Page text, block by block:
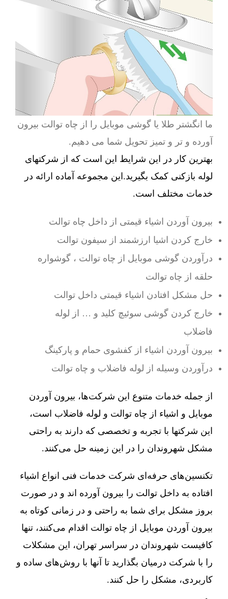
ما انگشتر طلا یا گوشی موبایل را از چاه توالت بیرون
آورده و تر و تمیز تحویل شما می دهیم.
بهترین کار در این شرایط این است که از شرکتهای
لوله بازکنی کمک بگیرید.این مجموعه آماده ارائه در
خدمات مختلف است.
بیرون آوردن اشیاء قیمتی از داخل چاه توالت
خارج کردن اشیا ارزشمند از سیفون توالت
درآوردن گوشی موبایل از چاه توالت ، گوشواره
حلقه از چاه توالت
حل مشکل افتادن اشیاء قیمتی داخل توالت
خارج کردن گوشی سوئیچ کلید و … از لوله
فاضلاب
بیرون آوردن اشیاء از کفشوی حمام و پارکینگ
درآوردن وسیله از لوله فاضلاب و چاه توالت
از جمله خدمات متنوع این شرکت‌ها، بیرون آوردن
موبایل و اشیاء از چاه توالت و لوله فاضلاب است،
این شرکتها با تجربه و تخصصی که دارند به راحتی
مشکل شهروندان را در این زمینه حل می‌کنند.
تکنسین‌های حرفه‌ای شرکت خدمات فنی انواع اشیاء
افتاده به داخل توالت را بیرون آورده اند و در صورت
بروز مشکل برای شما به راحتی و در زمانی کوتاه به
بیرون آوردن موبایل از چاه توالت اقدام می‌کنند، تنها
کافیست شهروندان در سراسر تهران، این مشکلات
را با شرکت درمیان بگذارید تا آنها با روش‌های ساده و
کاربردی، مشکل را حل کنند.